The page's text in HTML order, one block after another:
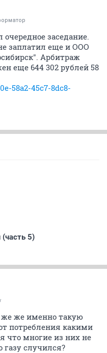
заседание.
заплатил еще и ООО
Арбитраж
еще 644 302 рублей 58
58a2-45c7-8dc8-
(часть 5)
же же именно такую
потребления какими
что многие из них не
газу случился?